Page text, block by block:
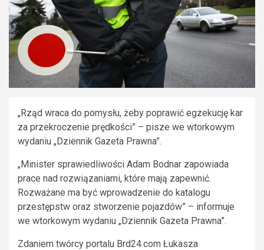
„Rząd wraca do pomysłu, żeby poprawić egzekucję kar
za przekroczenie prędkości” – pisze we wtorkowym
wydaniu „Dziennik Gazeta Prawna”.
„Minister sprawiedliwości Adam Bodnar zapowiada
prace nad rozwiązaniami, które mają zapewnić.
Rozważane ma być wprowadzenie do katalogu
przestępstw oraz stworzenie pojazdów” – informuje
we wtorkowym wydaniu „Dziennik Gazeta Prawna”.
Zdaniem twórcy portalu Brd24.com Łukasza